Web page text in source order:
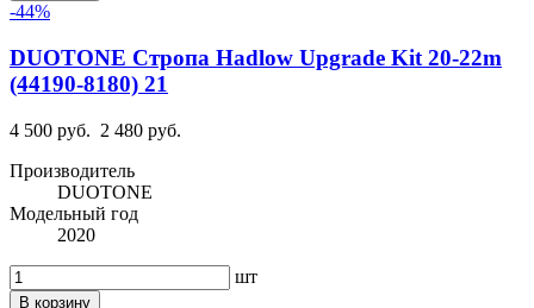
-44%
DUOTONE Стропа Hadlow Upgrade Kit 20-22m
(44190-8180) 21
4 500 руб. 2 480 руб.
Производитель
DUOTONE
Модельный год
2020
шт
В корзину